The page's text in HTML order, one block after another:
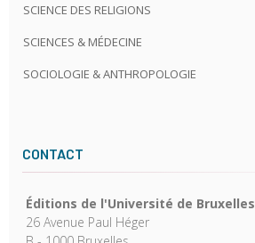
SCIENCE DES RELIGIONS
SCIENCES & MÉDECINE
SOCIOLOGIE & ANTHROPOLOGIE
CONTACT
Éditions de l'Université de Bruxelles
26 Avenue Paul Héger